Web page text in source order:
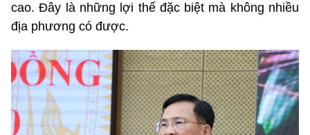
cao. Đây là những lợi thế đặc biệt mà không nhiều
địa phương có được.